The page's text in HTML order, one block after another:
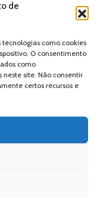
de
tecnologias como cookies
O consentimento
como
neste site. Não consentir
certos recursos e
reservados